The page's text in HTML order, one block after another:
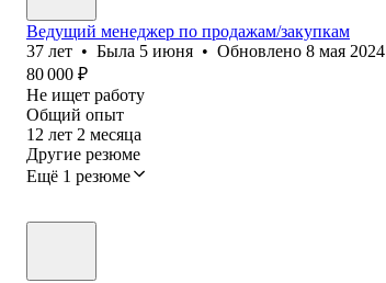
Ведущий менеджер по продажам/закупкам
37 лет • Была 5 июня • Обновлено 8 мая 2024
80 000 ₽
Не ищет работу
Общий опыт
12 лет 2 месяца
Другие резюме
Ещё 1 резюме